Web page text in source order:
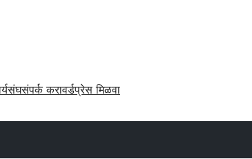
संपर्क करावर्डप्रेस मिळवा